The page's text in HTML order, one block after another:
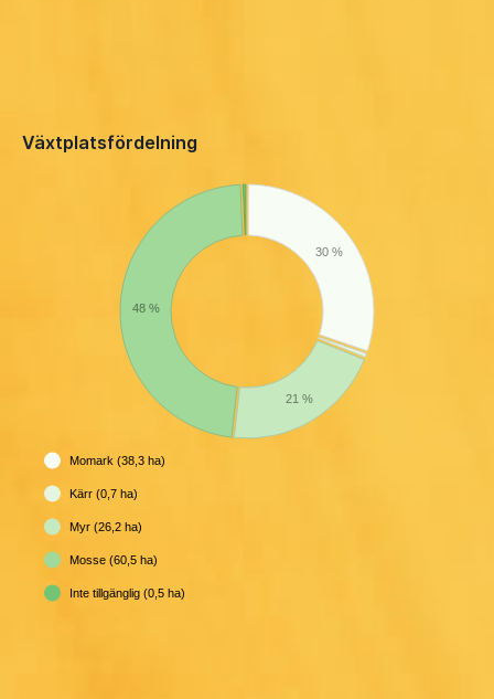
Växtplatsfördelning
30 %
21 %
48 %
Momark (38,3 ha)
Kärr (0,7 ha)
Myr (26,2 ha)
Mosse (60,5 ha)
Inte tillgänglig (0,5 ha)